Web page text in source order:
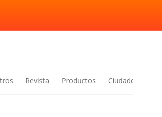
Revista Productos Ciudades